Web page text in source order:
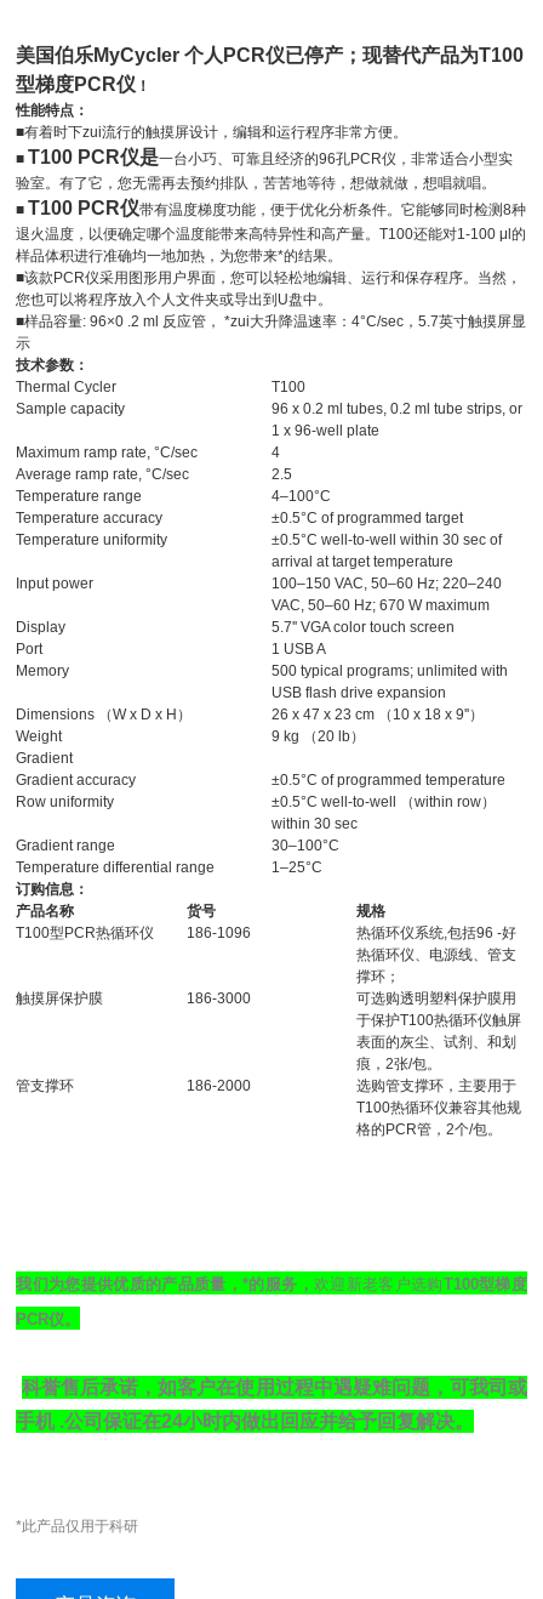
美国伯乐MyCycler 个人PCR仪已停产；现替代产品为T100
型梯度PCR仪 ！
性能特点：
■有着时下zui流行的触摸屏设计，编辑和运行程序非常方便。
■ T100 PCR仪是一台小巧、可靠且经济的96孔PCR仪，非常适合小型实
验室。有了它，您无需再去预约排队，苦苦地等待，想做就做，想唱就唱。
■ T100 PCR仪带有温度梯度功能，便于优化分析条件。它能够同时检测8种
退火温度，以便确定哪个温度能带来高特异性和高产量。T100还能对1-100 μl的
样品体积进行准确均一地加热，为您带来*的结果。
■该款PCR仪采用图形用户界面，您可以轻松地编辑、运行和保存程序。当然，
您也可以将程序放入个人文件夹或导出到U盘中。
■样品容量: 96×0 .2 ml 反应管， *zui大升降温速率：4°C/sec，5.7英寸触摸屏显
示
技术参数：
Thermal Cycler
T100
Sample capacity
96 x 0.2 ml tubes, 0.2 ml tube strips, or
1 x 96-well plate
Maximum ramp rate, °C/sec
4
Average ramp rate, °C/sec
2.5
Temperature range
4–100°C
Temperature accuracy
±0.5°C of programmed target
Temperature uniformity
±0.5°C well-to-well within 30 sec of
arrival at target temperature
Input power
100–150 VAC, 50–60 Hz; 220–240
VAC, 50–60 Hz; 670 W maximum
Display
5.7'' VGA color touch screen
Port
1 USB A
Memory
500 typical programs; unlimited with
USB flash drive expansion
Dimensions （W x D x H）
26 x 47 x 23 cm （10 x 18 x 9''）
Weight
9 kg （20 lb）
Gradient
Gradient accuracy
±0.5°C of programmed temperature
Row uniformity
±0.5°C well-to-well （within row）
within 30 sec
Gradient range
30–100°C
Temperature differential range
1–25°C
订购信息：
产品名称
货号
规格
T100型PCR热循环仪
186-1096
热循环仪系统,包括96 -好
热循环仪、电源线、管支
撑环；
触摸屏保护膜
186-3000
可选购透明塑料保护膜用
于保护T100热循环仪触屏
表面的灰尘、试剂、和划
痕，2张/包。
管支撑环
186-2000
选购管支撑环，主要用于
T100热循环仪兼容其他规
格的PCR管，2个/包。
我们为您提供优质的产品质量，*的服务， 欢迎新老客户选购T100型梯度
PCR仪。
科誉售后承诺，如客户在使用过程中遇疑难问题，可我司 或
手机 .公司保证在24小时内做出回应并给予回复解决。
*此产品仅用于科研